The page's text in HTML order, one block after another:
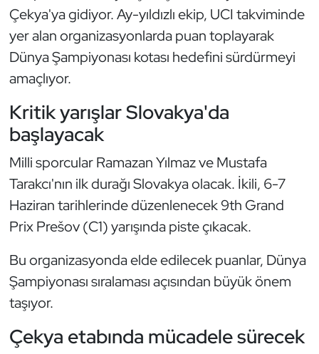
Çekya'ya gidiyor. Ay-yıldızlı ekip, UCI takviminde
yer alan organizasyonlarda puan toplayarak
Dünya Şampiyonası kotası hedefini sürdürmeyi
amaçlıyor.
Kritik yarışlar Slovakya'da
başlayacak
Milli sporcular Ramazan Yılmaz ve Mustafa
Tarakcı'nın ilk durağı Slovakya olacak. İkili, 6-7
Haziran tarihlerinde düzenlenecek 9th Grand
Prix Prešov (C1) yarışında piste çıkacak.
Bu organizasyonda elde edilecek puanlar, Dünya
Şampiyonası sıralaması açısından büyük önem
taşıyor.
Çekya etabında mücadele sürecek
Eskrim
Futbol
Futsal
Genel
Golf
Güreş
Halter
Hava Sporları
Hentbol
İşitme Engelli Sporcular